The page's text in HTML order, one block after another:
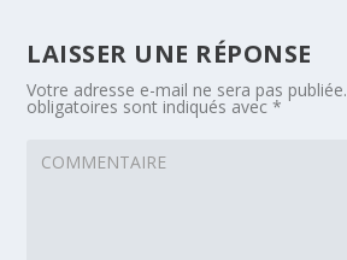
LAISSER UNE RÉPONSE
Votre adresse e-mail ne sera pas publiée.
obligatoires sont indiqués avec*